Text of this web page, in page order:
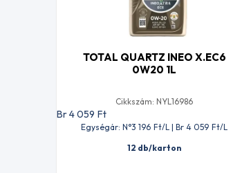
TOTAL QUARTZ INEO X.EC6
0W20 1L
Cikkszám: NYL16986
Br 4 059 Ft
Egységár: N°3 196 Ft/L | Br 4 059 Ft/L
12 db/karton